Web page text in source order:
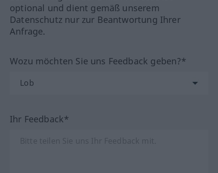
optional und dient gemäß unserem
Datenschutz nur zur Beantwortung Ihrer
Anfrage.
Wozu möchten Sie uns Feedback geben?*
Ihr Feedback*